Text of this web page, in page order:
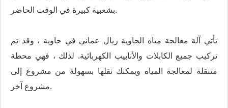
بشعبية كبيرة في الوقت الحاضر.
تأتي آلة معالجة مياه الحاوية ريال عماني في حاوية ، وقد تم
تركيب جميع الكابلات والأنابيب الكهربائية. لذلك ، فهي محطة
متنقلة لمعالجة المياه ويمكنك نقلها بسهولة من مشروع إلى
مشروع آخر.